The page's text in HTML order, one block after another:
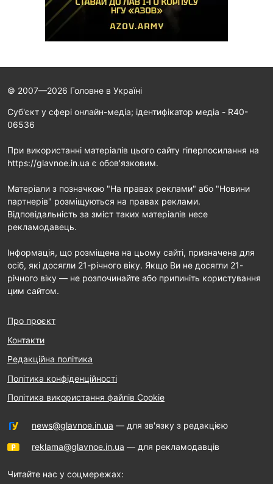
© 2007—2026 Головне в Україні
Cуб'єкт у сфері онлайн-медіа; ідентифікатор медіа - R40-
06536
При використанні матеріалів цього сайту гіперпосилання на
https://glavnoe.in.ua є обов'язковим.
Матеріали з позначкою "На правах реклами" або "Новини
партнерів" розміщуються на правах реклами.
Відповідальність за зміст таких матеріалів несе
рекламодавець.
Інформація, що розміщена на цьому сайті, призначена для
осіб, які досягли 21-річного віку. Якщо Ви не досягли 21-
річного віку — не розпочинайте або припиніть користування
цим сайтом.
Про проєкт
Контакти
Редакційна політика
Політика конфіденційності
Політика використання файлів Cookie
news@glavnoe.in.ua — для зв'язку з редакцією
reklama@glavnoe.in.ua — для рекламодавців
Читайте нас у соцмережах: